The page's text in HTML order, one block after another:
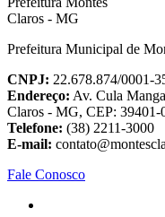
Prefeitura Municipal de
CNPJ: 22.678.874/0001-
Endereço: Av. Cula
Claros - MG, CEP: 39401-
Telefone: (38) 2211-3000
E-mail:
Fale Conosco